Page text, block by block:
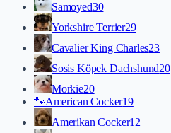
Samoyed30
Yorkshire Terrier29
Cavalier King Charles23
Sosis Köpek Dachshund20
Morkie20
🐾American Cocker19
Amerikan Cocker12